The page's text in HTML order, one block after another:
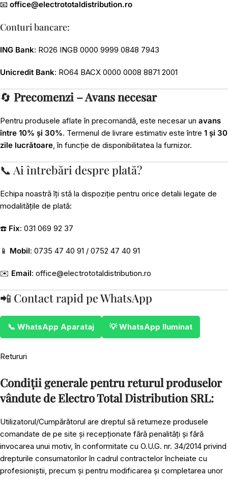
📧 office@electrototaldistribution.ro
Conturi bancare:
ING Bank: RO26 INGB 0000 9999 0848 7943
Unicredit Bank: RO64 BACX 0000 0008 8871 2001
🔄 Precomenzi – Avans necesar
Pentru produsele aflate în precomandă, este necesar un avans
între 10% și 30%. Termenul de livrare estimativ este între 1 și 30
zile lucrătoare, în funcție de disponibilitatea la furnizor.
📞 Ai întrebări despre plată?
Echipa noastră îți stă la dispoziție pentru orice detalii legate de
modalitățile de plată:
☎️ Fix: 031 069 92 37
📱 Mobil: 0735 47 40 91 / 0752 47 40 91
✉️ Email: office@electrototaldistribution.ro
📲 Contact rapid pe WhatsApp
📞 WhatsApp Aparataj 💡 WhatsApp Iluminat
Retururi
Condiții generale pentru returul produselor
vândute de Electro Total Distribution SRL:
Utilizatorul/Cumpărătorul are dreptul să returneze produsele
comandate de pe site și recepționate fără penalități și fără
invocarea unui motiv, în conformitate cu O.U.G. nr. 34/2014 privind
drepturile consumatorilor în cadrul contractelor încheiate cu
profesioniștii, precum și pentru modificarea și completarea unor